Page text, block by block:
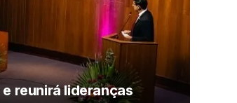
reunirá lideranças